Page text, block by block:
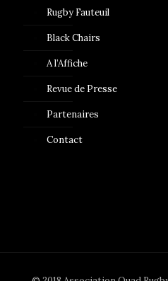
Rugby Fauteuil
Black Chairs
A l’Affiche
Revue de Presse
Partenaires
Contact